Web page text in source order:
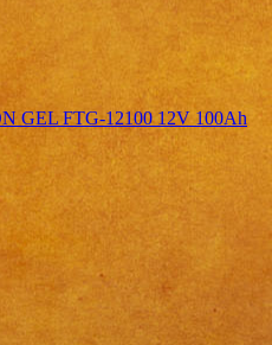
GEL FTG-12100 12V 100Ah